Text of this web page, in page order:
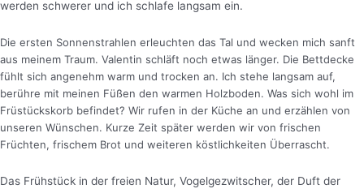
werden schwerer und ich schlafe langsam ein.
Die ersten Sonnenstrahlen erleuchten das Tal und wecken mich sanft
aus meinem Traum. Valentin schläft noch etwas länger. Die Bettdecke
fühlt sich angenehm warm und trocken an. Ich stehe langsam auf,
berühre mit meinen Füßen den warmen Holzboden. Was sich wohl im
Früstückskorb befindet? Wir rufen in der Küche an und erzählen von
unseren Wünschen. Kurze Zeit später werden wir von frischen
Früchten, frischem Brot und weiteren köstlichkeiten Überrascht.
Das Frühstück in der freien Natur, Vogelgezwitscher, der Duft der